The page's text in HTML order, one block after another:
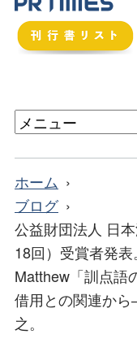
ホーム
ブログ
公益財団法人 日
18回）受賞者発
Matthew「訓点
借用との関連か
之。